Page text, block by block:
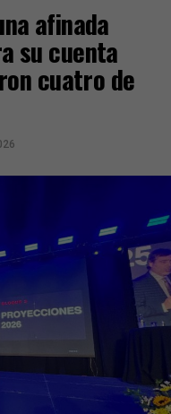
afinada
su cuenta
cuatro de